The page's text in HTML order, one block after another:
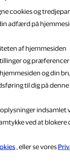
Bolig & have
cookies og
adfærd på
af hjemmesiden
og præferencer
hjemmesiden og din
til dig på
oplysninger
ved at
, eller se vores